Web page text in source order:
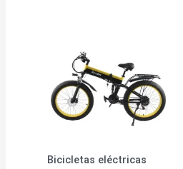
Bicicletas eléctricas